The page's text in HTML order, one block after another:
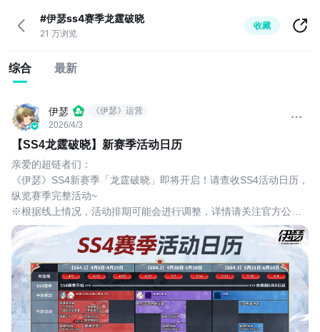
#伊瑟ss4赛季龙霆破晓
21 万浏览
收藏
综合 最新
伊瑟 《伊瑟》运营
2026/4/3
【SS4龙霆破晓】新赛季活动日历
亲爱的超链者们：
《伊瑟》SS4新赛季「龙霆破晓」即将开启！请查收SS4活动日历，
纵览赛季完整活动~
※根据线上情况，活动排期可能会进行调整，详情请关注官方公
告！
🎉全新赛季冲刺服务器即将开启，完成前期相关新服活动、领取
300+抽！向新领域进发吧！
>><<
#伊瑟 #伊瑟ss4赛季龙霆破晓